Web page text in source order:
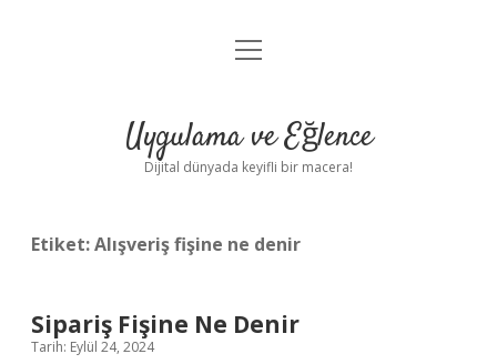
Anasayfa
Yasal Uyarı
menüyü
Uygulama ve Eğlence
Dijital dünyada keyifli bir macera!
Etiket:Alışveriş fişine ne denir
Sipariş Fişine Ne Denir
Tarih: Eylül 24, 2024